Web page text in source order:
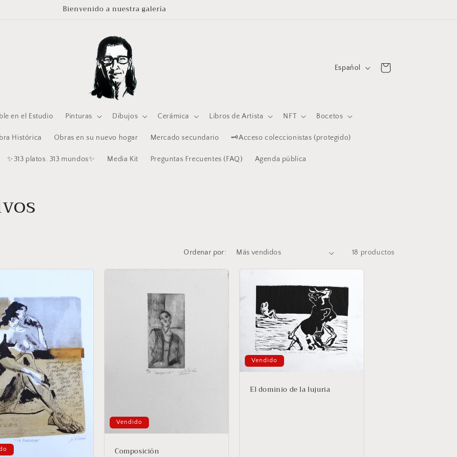
Bienvenido a nuestra galería
en el Estudio Pinturas Dibujos Cerámica Libros de Artista NFT Bocetos
Histórica Obras en su nuevo hogar Mercado secundario 🗝️Acceso coleccionistas (protegido)
✨313 platos. 313 mundos✨ Media Kit Preguntas Frecuentes (FAQ) Agenda pública
o
a
Español Carrito
Ordenar por: 18 productos
Vendido
Composición
Vendido
El dominio de la lujuria